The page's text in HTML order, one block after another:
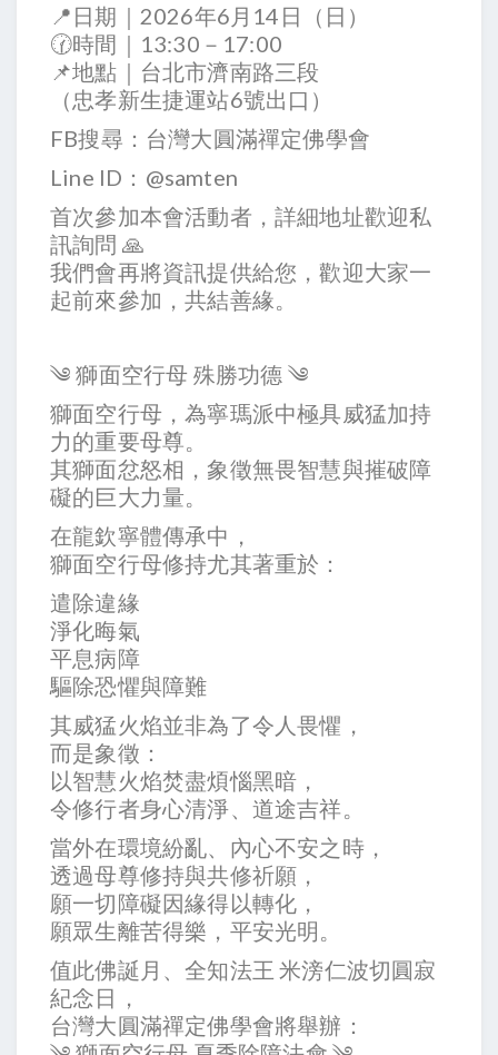
📍日期｜2026年6月14日（日）
🕜時間｜13:30－17:00
📌地點｜台北市濟南路三段
（忠孝新生捷運站6號出口）
FB搜尋：台灣大圓滿禪定佛學會
Line ID：@samten
首次參加本會活動者，詳細地址歡迎私
訊詢問 🙏
我們會再將資訊提供給您，歡迎大家一
起前來參加，共結善緣。
༄ 獅面空行母 殊勝功德 ༄
獅面空行母，為寧瑪派中極具威猛加持
力的重要母尊。
其獅面忿怒相，象徵無畏智慧與摧破障
礙的巨大力量。
在龍欽寧體傳承中，
獅面空行母修持尤其著重於：
遣除違緣
淨化晦氣
平息病障
驅除恐懼與障難
其威猛火焰並非為了令人畏懼，
而是象徵：
以智慧火焰焚盡煩惱黑暗，
令修行者身心清淨、道途吉祥。
當外在環境紛亂、內心不安之時，
透過母尊修持與共修祈願，
願一切障礙因緣得以轉化，
願眾生離苦得樂，平安光明。
值此佛誕月、全知法王 米滂仁波切圓寂
紀念日，
台灣大圓滿禪定佛學會將舉辦：